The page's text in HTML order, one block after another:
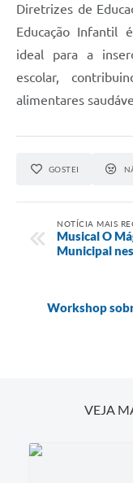
Diretrizes de
Educação Infantil
ideal para a
escolar,
alimentares
GOSTEI
NOTÍCIA MAIS
Musical O
Municipal
Workshop
VEJA